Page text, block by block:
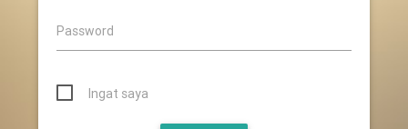
Password
Ingat saya